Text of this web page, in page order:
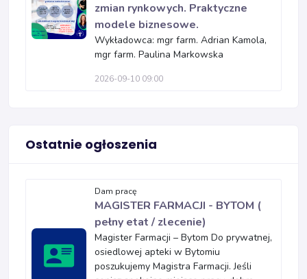
zmian rynkowych. Praktyczne
modele biznesowe.
Wykładowca: mgr farm. Adrian Kamola,
mgr farm. Paulina Markowska
2026-09-10 09:00
Ostatnie ogłoszenia
Dam pracę
MAGISTER FARMACJI - BYTOM (
pełny etat / zlecenie)
Magister Farmacji – Bytom Do prywatnej,
osiedlowej apteki w Bytomiu
poszukujemy Magistra Farmacji. Jeśli